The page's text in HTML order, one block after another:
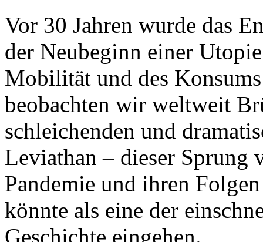
Vor 30 Jahren wurde das
der Neubeginn einer
Mobilität und des
beobachten wir weltweit
schleichenden und
Leviathan – dieser Sprung
Pandemie und ihren
könnte als eine der
Geschichte eingehen.